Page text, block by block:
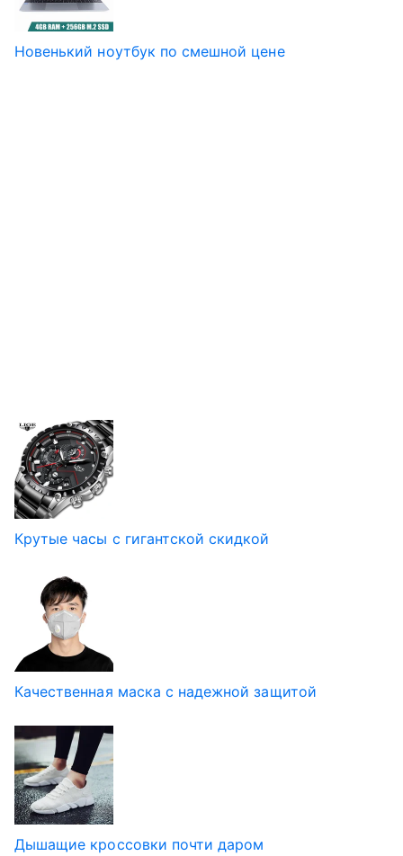
Новенький ноутбук по смешной цене
Крутые часы с гигантской скидкой
Качественная маска с надежной защитой
Дышащие кроссовки почти даром